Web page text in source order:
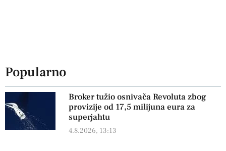
Popularno
Broker tužio osnivača Revoluta zbog
provizije od 17,5 milijuna eura za
superjahtu
4.8.2026, 13:13